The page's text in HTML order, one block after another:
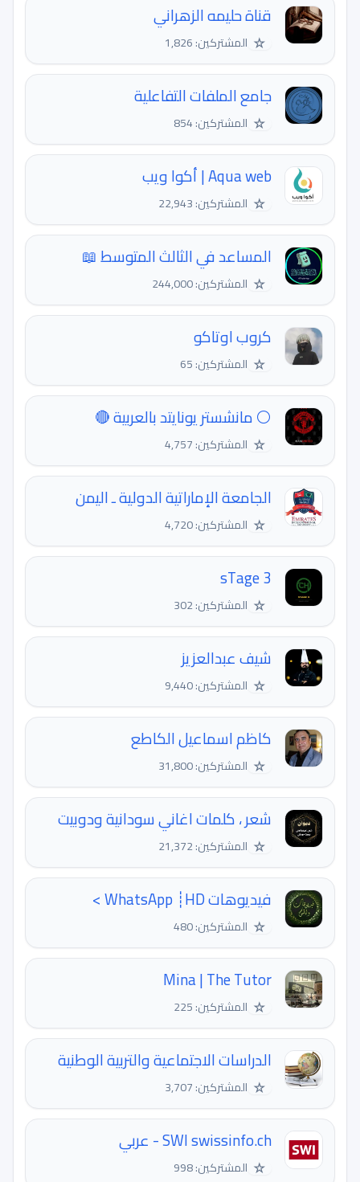
قناة حليمه الزهراني
☆ المشتركين: 1,826
جامع الملفات التفاعلية
☆ المشتركين: 854
Aqua web | أكوا ويب
☆ المشتركين: 22,943
المساعد في الثالث المتوسط 📖
☆ المشتركين: 244,000
كروب اوتاكو
☆ المشتركين: 65
⚪ مانشستر يونايتد بالعربية 🔴
☆ المشتركين: 4,757
الجامعة الإماراتية الدولية ـ اليمن
☆ المشتركين: 4,720
sTage 3
☆ المشتركين: 302
شيف عبدالعزيز
☆ المشتركين: 9,440
كاظم اسماعيل الكاطع
☆ المشتركين: 31,800
شعر ، كلمات اغاني سودانية ودوبيت
☆ المشتركين: 21,372
فيديوهات WhatsApp ┊HD >‏
☆ المشتركين: 480
Mina | The Tutor
☆ المشتركين: 225
الدراسات الاجتماعية والتربية الوطنية
☆ المشتركين: 3,707
SWI swissinfo.ch - عربي
☆ المشتركين: 998